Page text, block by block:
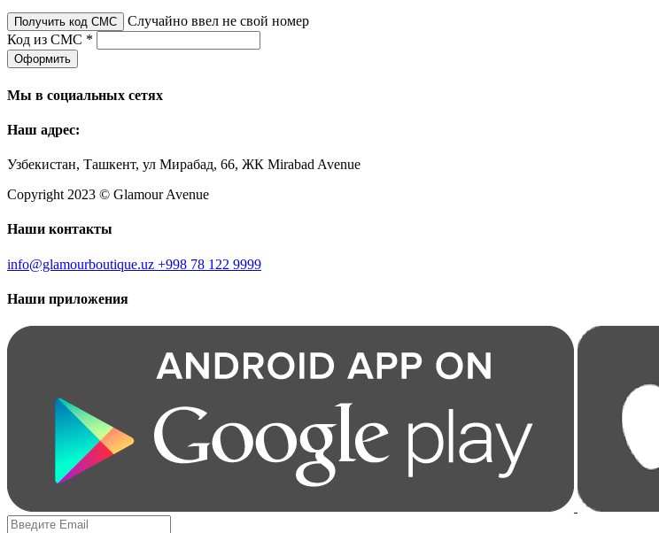
Получить код СМС
Случайно ввел не свой номер
Код из СМС *
Оформить
Мы в социальных сетях
Наш адрес:
Узбекистан, Ташкент, ул Мирабад, 66, ЖК Mirabad Avenue
Copyright 2023 © Glamour Avenue
Наши контакты
info@glamourboutique.uz +998 78 122 9999
Наши приложения